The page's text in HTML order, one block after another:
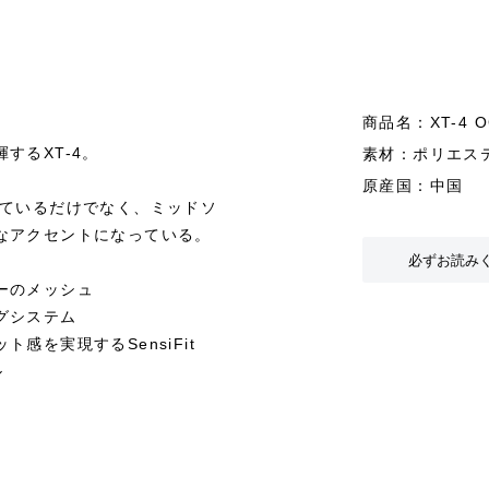
するXT-4。
るだけでなく、ミッドソ
クセントになっている。
のメッシュ
システム
ト感を実現するSensiFit
商品名：XT-4
素材：ポリエス
原産国：中国
必ずお読み